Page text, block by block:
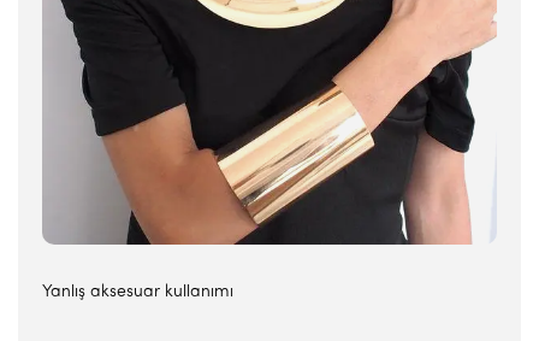
Yanlış aksesuar kullanımı